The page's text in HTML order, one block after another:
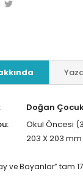
Doğan
Okul Öncesi
203 X 203 mm
ve Bayanlar” tam